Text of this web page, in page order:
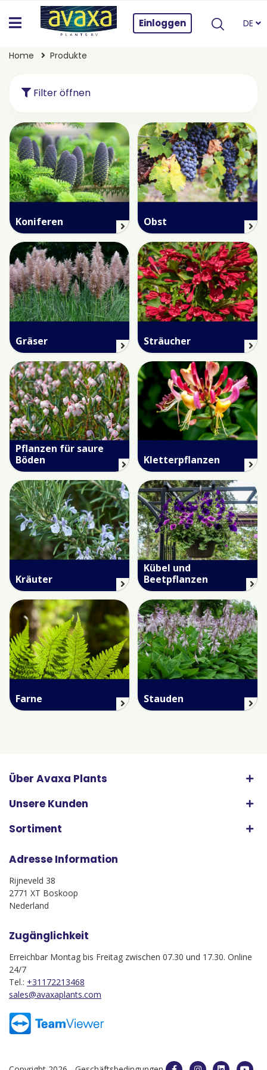
Einloggen DE
Home Produkte
Filter öffnen
Koniferen Obst
Gräser Sträucher
Pflanzen für saure
Böden
Kletterpflanzen
Kräuter
Kübel und
Beetpflanzen
Farne Stauden
Über Avaxa Plants
Unsere Kunden
Sortiment
Adresse Information
Rijneveld 38
2771 XT Boskoop
Nederland
Zugänglichkeit
Erreichbar Montag bis Freitag zwischen 07.30 und 17.30. Online
24/7
Tel.: +31172213468
sales@avaxaplants.com